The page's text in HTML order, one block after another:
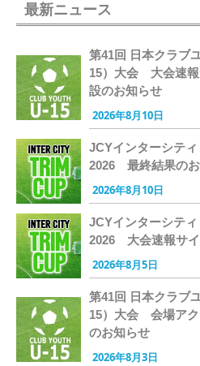
最新ニュース
第41回 日本クラブ
15）大会 大会速報
設のお知らせ
2026年8月10日
JCYインターシティ
2026 最終結果の
2026年8月10日
JCYインターシティ
2026 大会速報サ
2026年8月5日
第41回 日本クラブ
15）大会 会場アク
のお知らせ
2026年8月3日